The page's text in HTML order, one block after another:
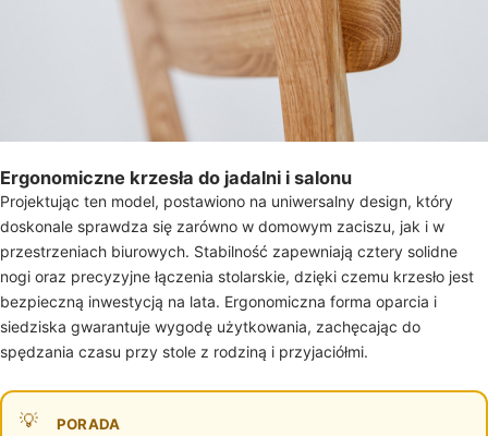
Ergonomiczne krzesła do jadalni i salonu
Projektując ten model, postawiono na uniwersalny design, który
doskonale sprawdza się zarówno w domowym zaciszu, jak i w
przestrzeniach biurowych. Stabilność zapewniają cztery solidne
nogi oraz precyzyjne łączenia stolarskie, dzięki czemu krzesło jest
bezpieczną inwestycją na lata. Ergonomiczna forma oparcia i
siedziska gwarantuje wygodę użytkowania, zachęcając do
spędzania czasu przy stole z rodziną i przyjaciółmi.
PORADA